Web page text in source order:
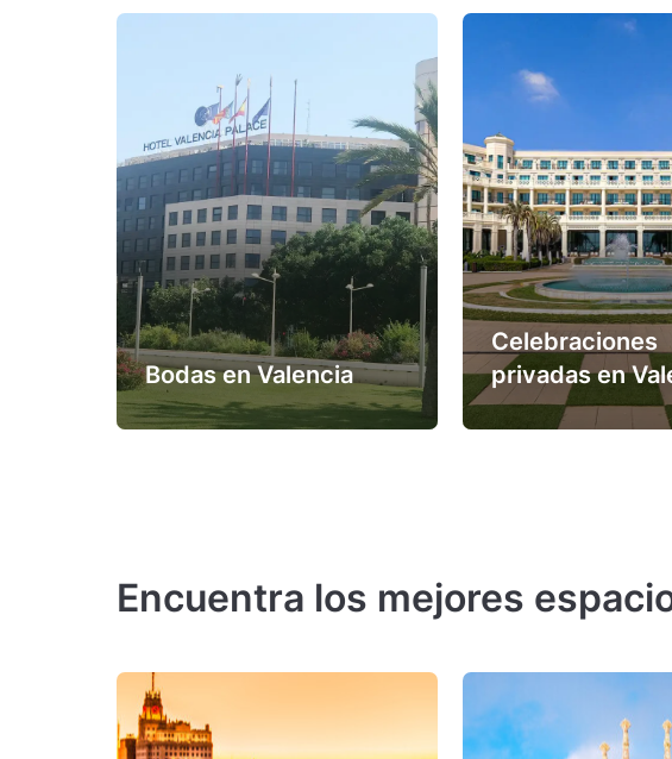
Bodas en Valencia
Celebraciones
privadas en
Encuentra los mejores